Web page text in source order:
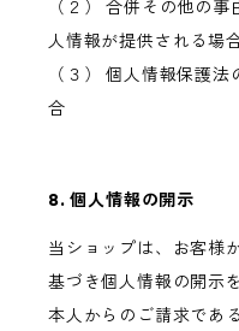
（２） 合併その他の
人情報が提供される場
（３） 個人情報保護
合
8. 個人情報の開示
当ショップは、お客様
基づき個人情報の開示
本人からのご請求であ